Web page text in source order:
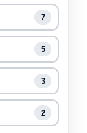
7
5
3
2